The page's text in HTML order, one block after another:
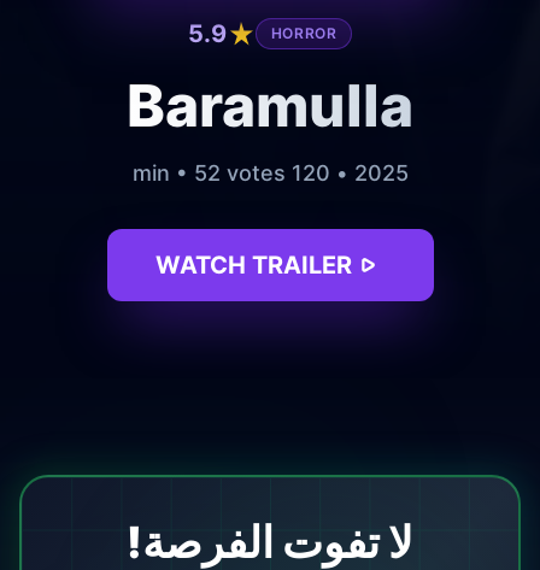
HORROR
5.9
Baramulla
2025 • 120 min • 52 votes
WATCH TRAILER
لا تفوت الفرصة!